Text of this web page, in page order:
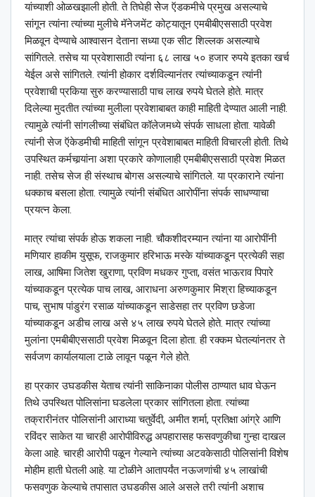
यांच्याशी ओळखझाली होती. ते तिघेही सेेज ऍडकमीचे प्रमुख असल्याचे
सांगून त्यांना त्यांच्या मुलीचे मॅनेजमेंट कोट्यातून एमबीबीएससाठी प्रवेश
मिळवून देण्याचे आश्‍वासन देताना सध्या एक सीट शिल्लक असल्याचे
सांगितले. तसेच या प्रवेशासाठी त्यांना ६८ लाख ५० हजार रुपये इतका खर्च
येईल असे सांगितले. त्यांनी होकार दर्शविल्यानंतर त्यांच्याकडून त्यांनी
प्रवेशाची प्रकिया सुरु करण्यासाठी पाच लाख रुपये घेतले होते. मात्र
दिलेल्या मुदतीत त्यांच्या मुलीला प्रवेशाबाबत काही माहिती देण्यात आली नाही.
त्यामुळे त्यांनी सांगलीच्या संबंधित कॉलेजमध्ये संपर्क साधला होता. यावेळी
त्यांनी सेज ऍकेडमीची माहिती सांगून प्रवेशाबाबत माहिती विचारली होती. तिथे
उपस्थित कर्मचार्‍यांना अशा प्रकारे कोणालाही एमबीबीएससाठी प्रवेश मिळत
नाही. तसेच सेज ही संस्थाच बोगस असल्याचे सांगितले. या प्रकाराने त्यांना
धक्काच बसला होता. त्यामुळे त्यांनी संबंधित आरोपींना संपर्क साधण्याचा
प्रयत्न केला.
मात्र त्यांचा संपर्क होऊ शकला नाही. चौकशीदरम्यान त्यांना या आरोपींनी
मणियार हाकीम युसूफ, राजकुमार हरिभाऊ मस्के यांच्याकडून प्रत्येकी सहा
लाख, आषिमा जितेश खुराणा, प्रविण मधकर गुप्ता, वसंत भाऊराव पिपारे
यांच्याकडून प्रत्येक पाच लाख, आराधना अरुणकुमार मिश्रा हिच्याकडून
पाच, सुभाष पांडुरंग रसाळ यांच्याकडून साडेसहा तर प्रविण छडेजा
यांच्याकडून अडीच लाख असे ४५ लाख रुपये घेतले होते. मात्र त्यांच्या
मुलांना एमबीबीएससाठी प्रवेश मिळवून दिला होता. ही रक्कम घेतल्यांनतर ते
सर्वजण कार्यालयाला टाळे लावून पळून गेले होते.
हा प्रकार उघडकीस येताच त्यांनी साकिनाका पोलीस ठाण्यात धाव घेऊन
तिथे उपस्थित पोलिसांना घडलेला प्रकार सांगितला होता. त्यांच्या
तक्रारीनंतर पोलिसांनी आराध्या चतुर्वेदी, अमीत शर्मा, प्रतिक्षा आंग्रे आणि
रविंदर साकेत या चारही आरोपीविरुद्ध अपहारासह फसवणुकीचा गुन्हा दाखल
केला आहे. चारही आरोपी पळून गेल्याने त्यांच्या अटवकेसाठी पोलिसांनी विशेष
मोहीम हाती घेतली आहे. या टोळीने आतापर्यंत नऊजणांची ४५ लाखांची
फसवणुक केल्याचे तपासात उघडकीस आले असले तरी त्यांनी अशाच